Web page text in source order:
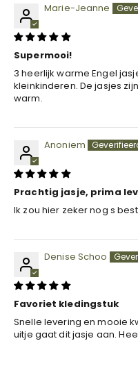
Marie-Jeanne
Supermooi!
3 heerlijk warme Engel
kleinkinderen. De jasjes
warm.
Anoniem
Prachtig jasje, prima
Ik zou hier zeker nog s
Denise Schoo
Favoriet kledingstuk
Snelle levering en mooie
uitje gaat dit jasje aan.